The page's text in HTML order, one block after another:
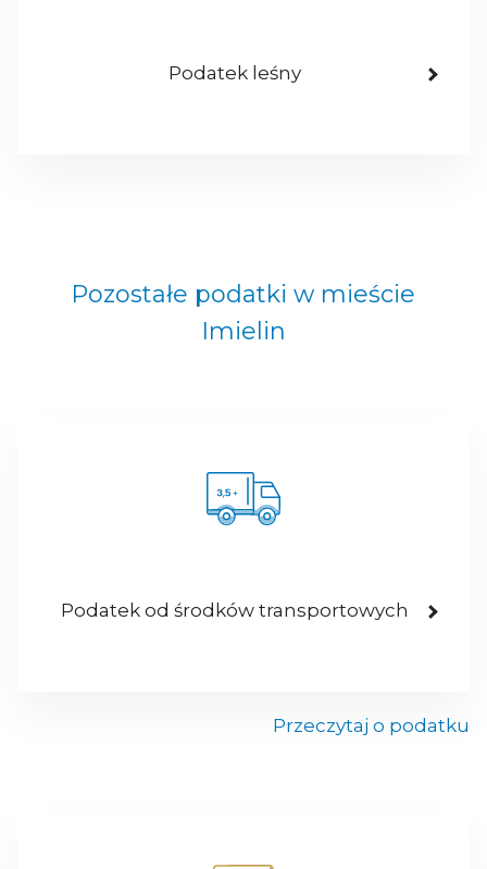
Podatek leśny
Pozostałe podatki w mieście
Imielin
Podatek od środków transportowych
Przeczytaj o podatku